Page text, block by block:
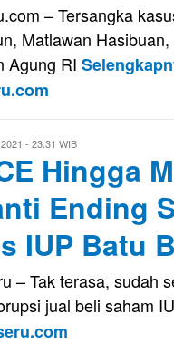
– Tersangka
Matlawan
Agung RI
- 23:31 WIB
Hingga
Ending
IUP Batu
– Tak terasa, sudah
jual beli saham